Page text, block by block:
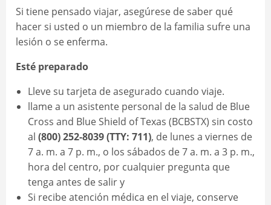
Si tiene pensado viajar, asegúrese de saber qué
hacer si usted o un miembro de la familia sufre una
lesión o se enferma.
Esté preparado
Lleve su tarjeta de asegurado cuando viaje.
llame a un asistente personal de la salud de Blue
Cross and Blue Shield of Texas (BCBSTX) sin costo
al (800) 252-8039 (TTY: 711), de lunes a viernes de
7 a. m. a 7 p. m., o los sábados de 7 a. m. a 3 p. m.,
hora del centro, por cualquier pregunta que
tenga antes de salir y
Si recibe atención médica en el viaje, conserve